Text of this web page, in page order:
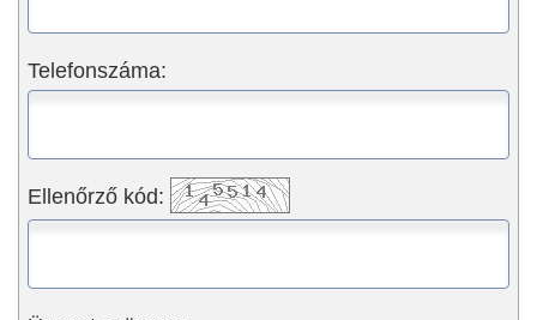
Telefonszáma:
Ellenőrző kód: